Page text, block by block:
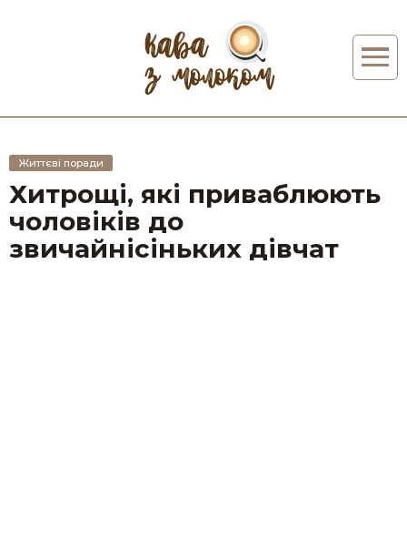
Життєві поради
Хитрощі, які приваблюють
чоловіків до
звичайнісіньких дівчат